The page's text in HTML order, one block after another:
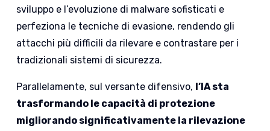
sviluppo e l’evoluzione di malware sofisticati e
perfeziona le tecniche di evasione, rendendo gli
attacchi più difficili da rilevare e contrastare per i
tradizionali sistemi di sicurezza.
Parallelamente, sul versante difensivo, l’IA sta
trasformando le capacità di protezione
migliorando significativamente la rilevazione